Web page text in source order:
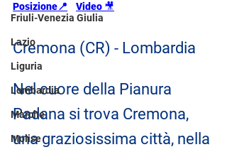
Friuli-Venezia Giulia
Lazio
Liguria
Lombardia
Marche
Molise
Posizione📍 Video 🎥
Cremona (CR) - Lombardia
Nel cuore della Pianura
Padana si trova Cremona,
una graziosissima città, nella